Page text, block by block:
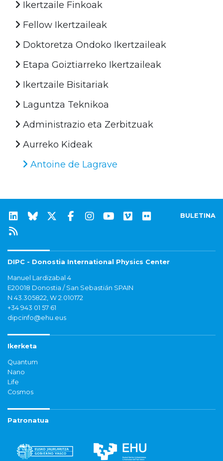
Ikertzaile Finkoak
Fellow Ikertzaileak
Doktoretza Ondoko Ikertzaileak
Etapa Goiztiarreko Ikertzaileak
Ikertzaile Bisitariak
Laguntza Teknikoa
Administrazio eta Zerbitzuak
Aurreko Kideak
Antoine de Lagrave
BULETINA
DIPC - Donostia International Physics Center
Manuel Lardizabal 4
E20018 Donostia / San Sebastián SPAIN
N 43.305822, W 2.010172
+34 943 01 57 61
dipcinfo@ehu.eus
Ikerketa
Quantum
Nano
Life
Cosmos
Patronatua